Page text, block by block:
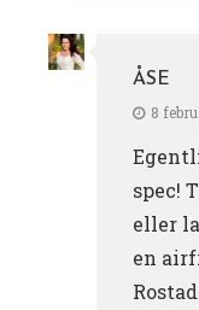
ÅSE
8
spec!
eller
en